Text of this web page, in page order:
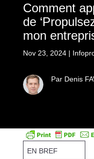
Comment
de
mon
Nov 23, 2024|
Par Denis
EN BREF